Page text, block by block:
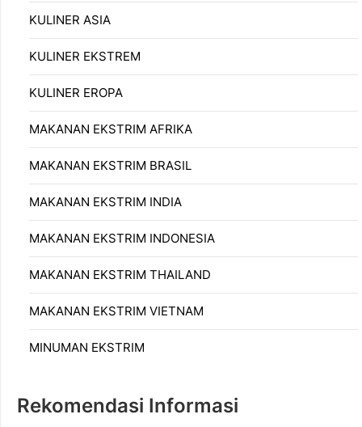
KULINER ASIA
KULINER EKSTREM
KULINER EROPA
MAKANAN EKSTRIM AFRIKA
MAKANAN EKSTRIM BRASIL
MAKANAN EKSTRIM INDIA
MAKANAN EKSTRIM INDONESIA
MAKANAN EKSTRIM THAILAND
MAKANAN EKSTRIM VIETNAM
MINUMAN EKSTRIM
Rekomendasi Informasi